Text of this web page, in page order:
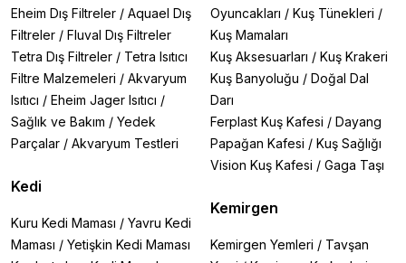
Eheim Dış Filtreler / Aquael Dış
Filtreler / Fluval Dış Filtreler
Tetra Dış Filtreler / Tetra Isıtıcı
Filtre Malzemeleri / Akvaryum
Isıtıcı / Eheim Jager Isıtıcı /
Sağlık ve Bakım / Yedek
Parçalar / Akvaryum Testleri
Kedi
Kuru Kedi Maması / Yavru Kedi
Maması / Yetişkin Kedi Maması
Oyuncakları / Kuş Tünekleri /
Kuş Mamaları
Kuş Aksesuarları / Kuş Krakeri
Kuş Banyoluğu / Doğal Dal
Darı
Ferplast Kuş Kafesi / Dayang
Papağan Kafesi / Kuş Sağlığı
Vision Kuş Kafesi / Gaga Taşı
Kemirgen
Kemirgen Yemleri / Tavşan